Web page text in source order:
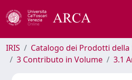
IRIS
Catalogo dei Prodotti della
3 Contributo in Volume
3.1